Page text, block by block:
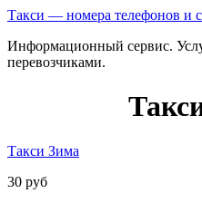
Такси — номера телефонов и
Информационный сервис.
перевозчиками.
Такси Зима
30 руб